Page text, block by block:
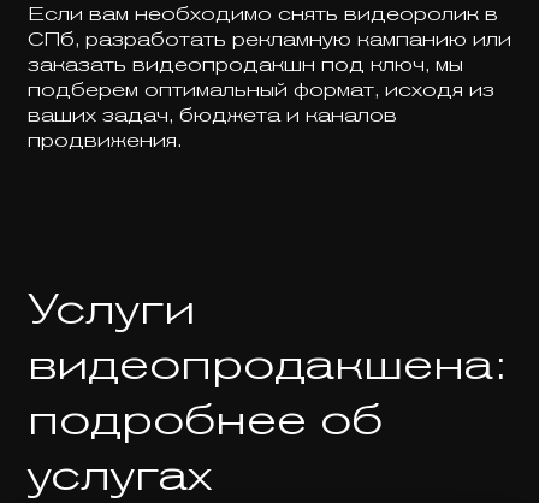
Если вам необходимо снять видеоролик в
СПб, разработать рекламную кампанию или
заказать видеопродакшн под ключ, мы
подберем оптимальный формат, исходя из
ваших задач, бюджета и каналов
продвижения.
Услуги
видеопродакшена:
подробнее об
услугах